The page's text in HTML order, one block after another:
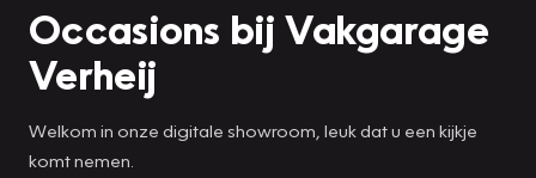
Occasions bij Vakgarage
Verheij
Welkom in onze digitale showroom, leuk dat u een kijkje
komt nemen.